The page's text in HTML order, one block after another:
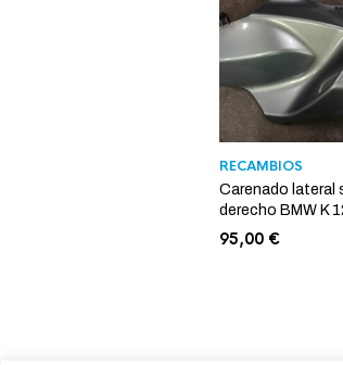
RECAMBIOS
Carenado lateral
derecho BMW K
95,00 €